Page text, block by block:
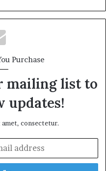
Purchase
mailing list to
updates!
consectetur.